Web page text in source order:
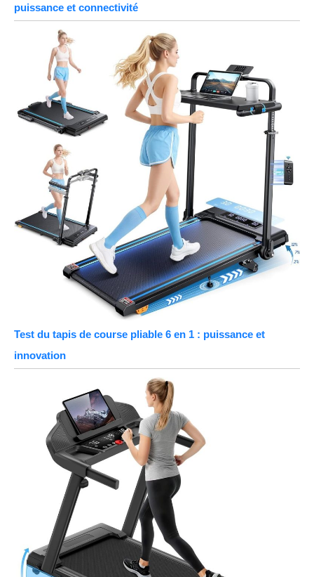
puissance et connectivité
Test du tapis de course pliable 6 en 1 : puissance et
innovation